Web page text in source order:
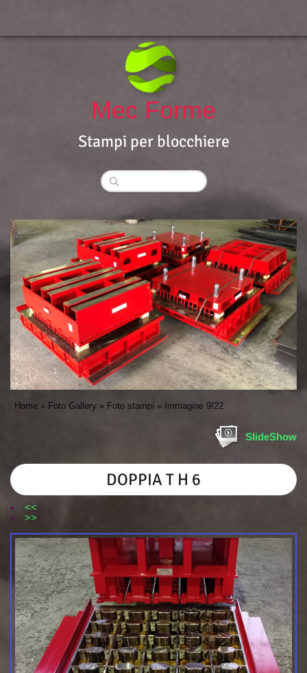
Mec Forme
Stampi per blocchiere
Home » Foto Gallery » Foto stampi » Immagine 9/22
SlideShow
DOPPIA T H 6
<<
>>